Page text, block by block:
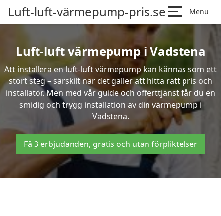
Luft-luft-värmepump-pris.se Menu
Luft-luft värmepump i Vadstena
Att installera en luft-luft värmepump kan kännas som ett
stort steg – särskilt när det gäller att hitta rätt pris och
installatör. Men med vår guide och offerttjänst får du en
smidig och trygg installation av din värmepump i
Vadstena.
Få 3 erbjudanden, gratis och utan förpliktelser